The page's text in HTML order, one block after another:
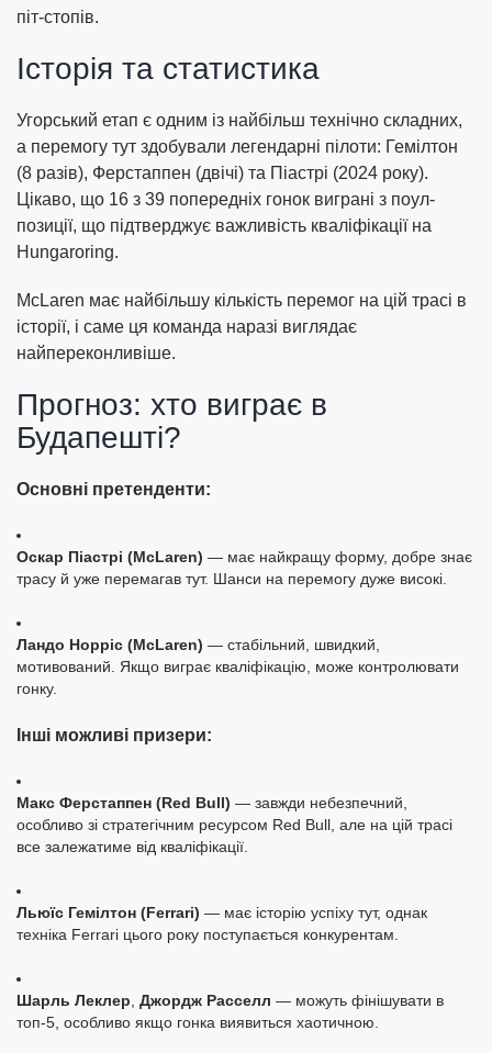
піт-стопів.
Історія та статистика
Угорський етап є одним із найбільш технічно складних,
а перемогу тут здобували легендарні пілоти: Гемілтон
(8 разів), Ферстаппен (двічі) та Піастрі (2024 року).
Цікаво, що 16 з 39 попередніх гонок виграні з поул-
позиції, що підтверджує важливість кваліфікації на
Hungaroring.
McLaren має найбільшу кількість перемог на цій трасі в
історії, і саме ця команда наразі виглядає
найпереконливіше.
Прогноз: хто виграє в
Будапешті?
Основні претенденти:
Оскар Піастрі (McLaren) — має найкращу форму, добре знає
трасу й уже перемагав тут. Шанси на перемогу дуже високі.
Ландо Норріс (McLaren) — стабільний, швидкий,
мотивований. Якщо виграє кваліфікацію, може контролювати
гонку.
Інші можливі призери:
Макс Ферстаппен (Red Bull) — завжди небезпечний,
особливо зі стратегічним ресурсом Red Bull, але на цій трасі
все залежатиме від кваліфікації.
Льюїс Гемілтон (Ferrari) — має історію успіху тут, однак
техніка Ferrari цього року поступається конкурентам.
Шарль Леклер Джордж Расселл — можуть фінішувати в
топ-5, особливо якщо гонка виявиться хаотичною.